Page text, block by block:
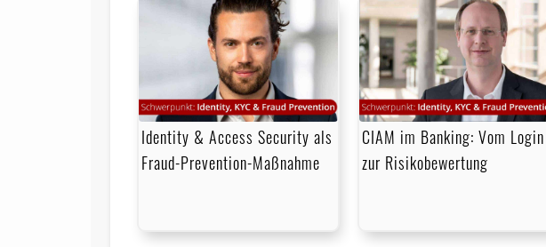
Identity & Access Security als
Fraud-Prevention-Maßnahme
CIAM im Banking: Vom Login
zur Risikobewertung